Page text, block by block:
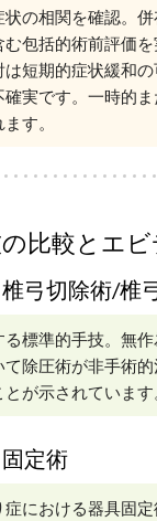
の相関を確認。併
む包括的術前評価
短期的症状緩和
実です。一時的
す。
比較とエビ
弓切除術/椎
標準的手技。無
除圧術が非手術
が示されています
定術
における器具固